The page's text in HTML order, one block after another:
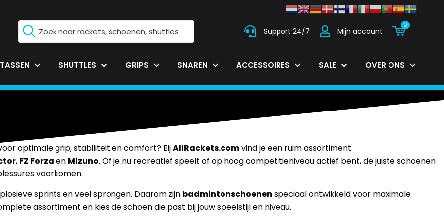
Support 24/7 Mijn account
0
TASSEN SHUTTLES GRIPS SNAREN ACCESSOIRES SALE OVER ONS
optimale grip, stabiliteit en comfort? BijAllRackets.comvind je een ruim assortiment
, FZ Forza en Mizuno. Of je nu recreatief speelt of op hoog competitieniveau actief bent, de juiste schoenen
voorkomen.
sprints en veel sprongen. Daarom zijn badmintonschoenen speciaal ontwikkeld voor maximale
assortiment en kies de schoen die past bij jouw speelstijl en niveau.